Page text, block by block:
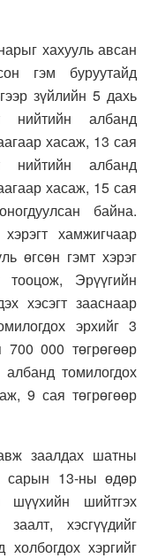
хахууль авсан
гэм буруутайд
зүйлийн 5 дахь
нийтийн албанд
хасаж, 13 сая
нийтийн албанд
хасаж, 15 сая
байна.
хамжигчаар
өгсөн гэмт хэрэг
Эрүүгийн
хэсэгт зааснаар
эрхийг 3
000 төгрөгөөр
томилогдох
9 сая төгрөгөөр
заалдах шатны
сарын 13-ны өдөр
шийтгэх
хэсгүүдийг
хэргийг